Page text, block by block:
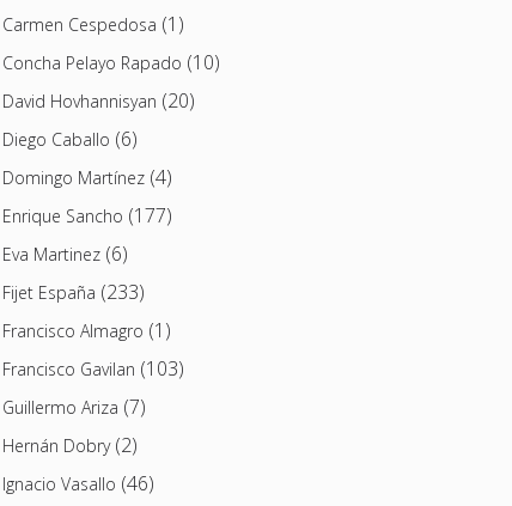
Carmen Cespedosa (1)
Concha Pelayo Rapado (10)
David Hovhannisyan (20)
Diego Caballo (6)
Domingo Martínez(4)
Enrique Sancho (177)
Eva Martinez(6)
Fijet España (233)
Francisco Almagro (1)
Francisco Gavilan (103)
Guillermo Ariza (7)
Hernán Dobry(2)
Ignacio Vasallo (46)